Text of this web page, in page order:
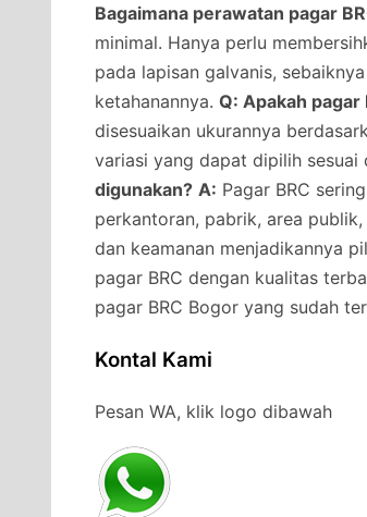
Bagaimana perawatan pagar
minimal. Hanya perlu
pada lapisan galvanis,
ketahanannya. Q: Apakah
disesuaikan ukurannya
variasi yang dapat dipilih sesuai
digunakan? A: Pagar BRC
perkantoran, pabrik, area
dan keamanan menjadikannya
pagar BRC dengan kualitas
pagar BRC Bogor yang sudah
Kontal Kami
Pesan WA, klik logo dibawah